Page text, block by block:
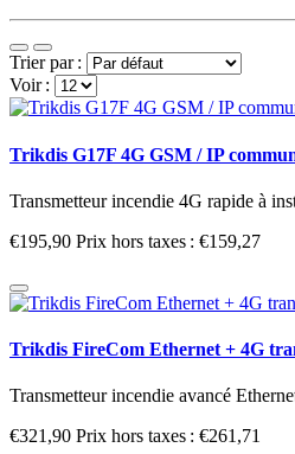
Trier par :
Voir :
Trikdis G17F 4G GSM / IP
Transmetteur incendie 4G rapide à
€195,90 Prix hors taxes : €159,27
Trikdis FireCom Ethernet + 4G
Transmetteur incendie avancé
€321,90 Prix hors taxes : €261,71